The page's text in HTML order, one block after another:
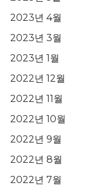
2023년 4월
2023년 3월
2023년 1월
2022년 12월
2022년 11월
2022년 10월
2022년 9월
2022년 8월
2022년 7월